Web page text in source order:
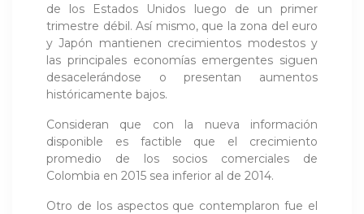
de los Estados Unidos luego de un primer
trimestre débil. Así mismo, que la zona del euro
y Japón mantienen crecimientos modestos y
las principales economías emergentes siguen
desacelerándose o presentan aumentos
históricamente bajos.
Consideran que con la nueva información
disponible es factible que el crecimiento
promedio de los socios comerciales de
Colombia en 2015 sea inferior al de 2014.
Otro de los aspectos que contemplaron fue el